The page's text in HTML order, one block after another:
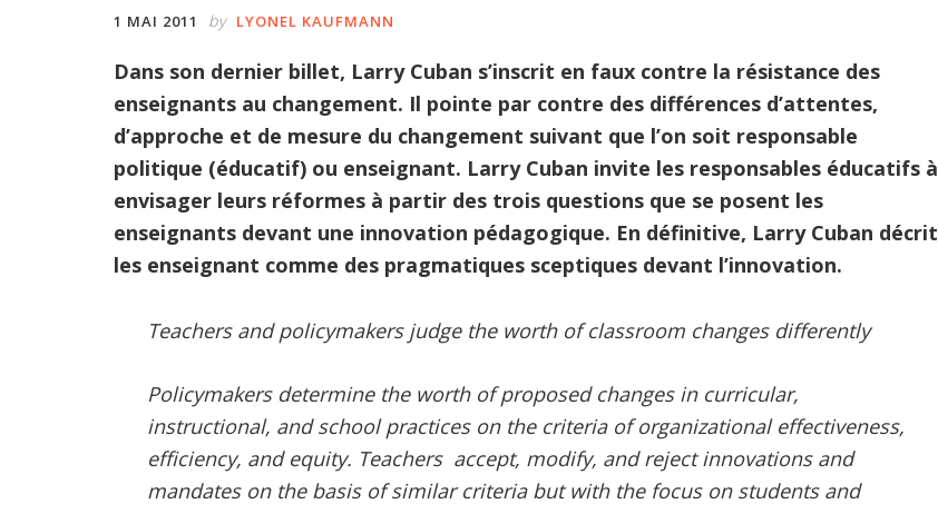
1 MAI 2011 by LYONEL KAUFMANN
Dans son dernier billet, Larry Cuban s’inscrit en faux contre la résistance des
enseignants au changement. Il pointe par contre des différences d’attentes,
d’approche et de mesure du changement suivant que l’on soit responsable
politique (éducatif) ou enseignant. Larry Cuban invite les responsables éducatifs à
envisager leurs réformes à partir des trois questions que se posent les
enseignants devant une innovation pédagogique. En définitive, Larry Cuban décrit
les enseignant comme des pragmatiques sceptiques devant l’innovation.
Teachers and policymakers judge the worth of classroom changes differently
Policymakers determine the worth of proposed changes in curricular,
instructional, and school practices on the criteria of organizational effectiveness,
efficiency, and equity. Teachers accept, modify, and reject innovations and
mandates on the basis of similar criteria but with the focus on students and